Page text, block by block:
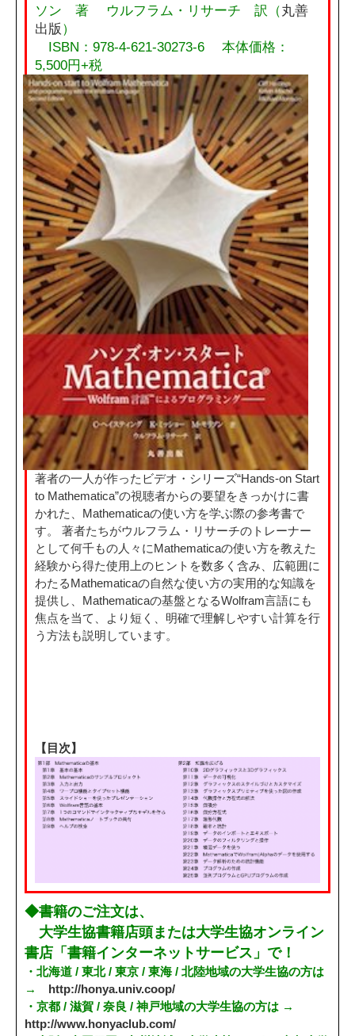
ソン 著 ウルフラム・リサーチ 訳（丸善
出版 ）
ISBN：978-4-621-30273-6 本体価格：
5,500円+税
著者の一人が作ったビデオ・シリーズ“Hands-on Start
to Mathematica”の視聴者からの要望をきっかけに書
かれた、Mathematicaの使い方を学ぶ際の参考書で
す。 著者たちがウルフラム・リサーチのトレーナー
として何千もの人々にMathematicaの使い方を教えた
経験から得た使用上のヒントを数多く含み、広範囲に
わたるMathematicaの自然な使い方の実用的な知識を
提供し、Mathematicaの基盤となるWolfram言語にも
焦点を当て、より短く、明確で理解しやすい計算を行
う方法も説明しています。
【目次】
◆書籍のご注文は、
大学生協書籍店頭または大学生協オンライン
書店「書籍インターネットサービス」で！
・北海道 / 東北 / 東京 / 東海 / 北陸地域の大学生協の方は
→ http://honya.univ.coop/
・京都 / 滋賀 / 奈良 / 神戸地域の大学生協の方は →
http://www.honyaclub.com/